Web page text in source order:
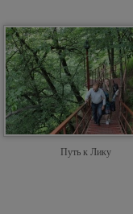
Путь к Лику